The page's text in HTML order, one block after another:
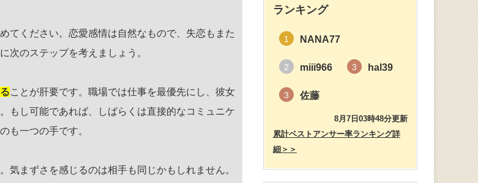
てください。恋愛感情は自然なもので、失恋もまた
次のステップを考えましょう。
ことが肝要です。職場では仕事を最優先にし、彼女
もし可能であれば、しばらくは直接的なコミュニケ
も一つの手です。
気まずさを感じるのは相手も同じかもしれません。
ランキング
1 NANA77
2 miii966 3 hal39
3 佐藤
8月7日03時48分更新
累計ベストアンサー率ランキング詳
細＞＞